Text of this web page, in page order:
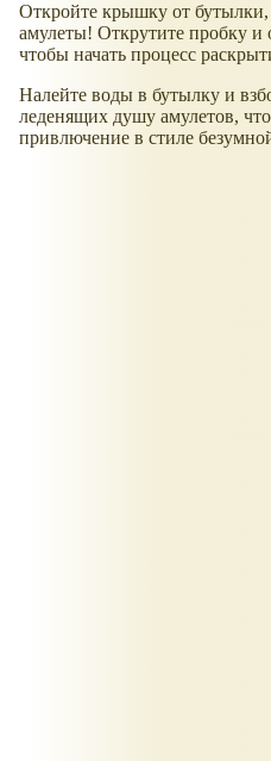
​Откройте крышку от
амулеты! Открутите пробку и
чтобы начать процесс
​Налейте воды в бутылку и
леденящих душу амулетов,
привлючение в стиле